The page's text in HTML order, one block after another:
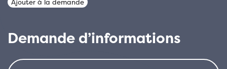
CORDYLINE
Ajouter à la demande
Demande d’informations